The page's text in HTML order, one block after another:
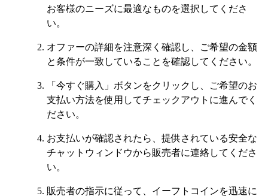
お客様のニーズに最適なものを選択してくださ
い。
オファーの詳細を注意深く確認し、ご希望の金額
と条件が一致していることを確認してください。
「今すぐ購入」ボタンをクリックし、ご希望のお
支払い方法を使用してチェックアウトに進んでく
ださい。
お支払いが確認されたら、提供されている安全な
チャットウィンドウから販売者に連絡してくださ
い。
販売者の指示に従って、イーフトコインを迅速に